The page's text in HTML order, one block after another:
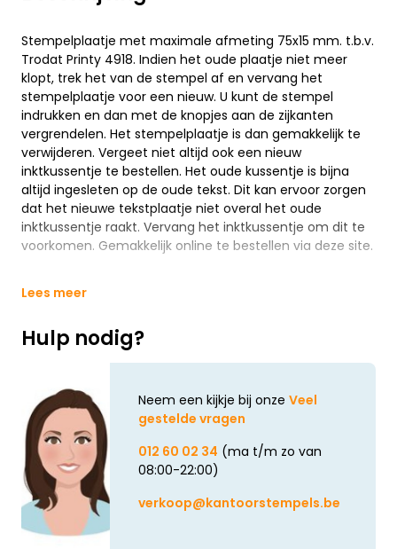
Stempelplaatje met maximale afmeting 75x15 mm. t.b.v.
Trodat Printy 4918. Indien het oude plaatje niet meer
klopt, trek het van de stempel af en vervang het
stempelplaatje voor een nieuw. U kunt de stempel
indrukken en dan met de knopjes aan de zijkanten
vergrendelen. Het stempelplaatje is dan gemakkelijk te
verwijderen. Vergeet niet altijd ook een nieuw
inktkussentje te bestellen. Het oude kussentje is bijna
altijd ingesleten op de oude tekst. Dit kan ervoor zorgen
dat het nieuwe tekstplaatje niet overal het oude
inktkussentje raakt. Vervang het inktkussentje om dit te
voorkomen. Gemakkelijk online te bestellen via deze site.
Lees meer
Hulp nodig?
Neem een kijkje bij onze Veel
gestelde vragen
012 60 02 34 (ma t/m zo van
08:00-22:00)
verkoop@kantoorstempels.be